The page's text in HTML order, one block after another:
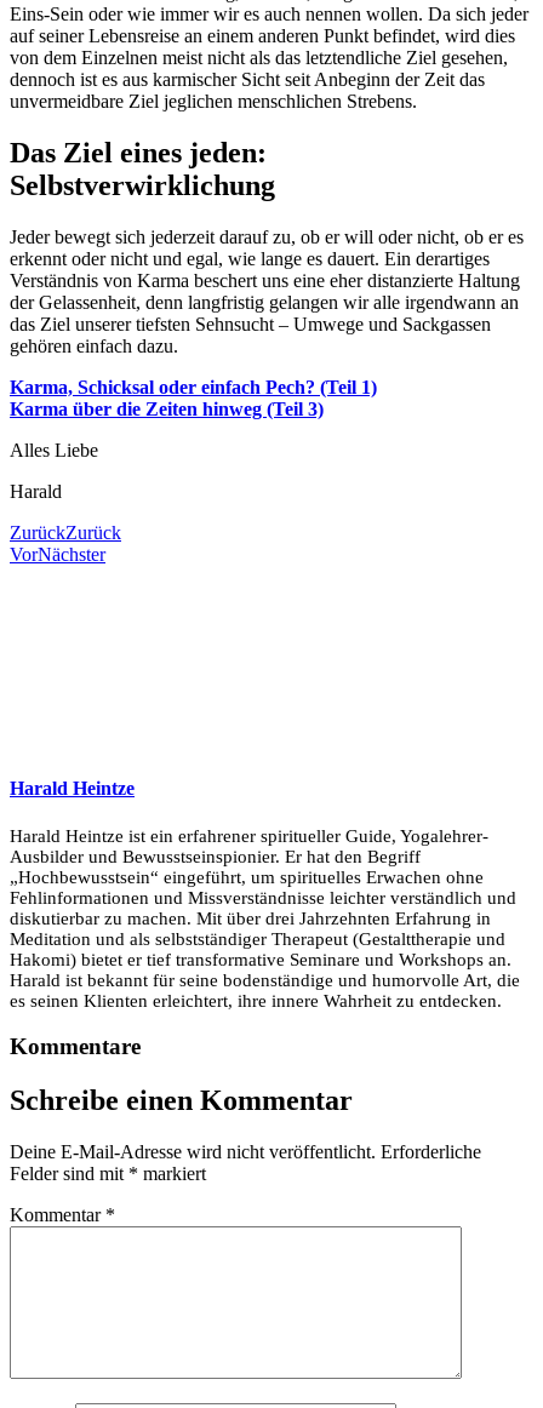
Eins-Sein oder wie immer wir es auch nennen wollen. Da sich jeder
auf seiner Lebensreise an einem anderen Punkt befindet, wird dies
von dem Einzelnen meist nicht als das letztendliche Ziel gesehen,
dennoch ist es aus karmischer Sicht seit Anbeginn der Zeit das
unvermeidbare Ziel jeglichen menschlichen Strebens.
Das Ziel eines jeden:
Selbstverwirklichung
Jeder bewegt sich jederzeit darauf zu, ob er will oder nicht, ob er es
erkennt oder nicht und egal, wie lange es dauert. Ein derartiges
Verständnis von Karma beschert uns eine eher distanzierte Haltung
der Gelassenheit, denn langfristig gelangen wir alle irgendwann an
das Ziel unserer tiefsten Sehnsucht – Umwege und Sackgassen
gehören einfach dazu.
Karma, Schicksal oder einfach Pech? (Teil 1)
Karma über die Zeiten hinweg (Teil 3)
Alles Liebe
Harald
ZurückZurück
VorNächster
Harald Heintze
Harald Heintze ist ein erfahrener spiritueller Guide, Yogalehrer-
Ausbilder und Bewusstseinspionier. Er hat den Begriff
„Hochbewusstsein“ eingeführt, um spirituelles Erwachen ohne
Fehlinformationen und Missverständnisse leichter verständlich und
diskutierbar zu machen. Mit über drei Jahrzehnten Erfahrung in
Meditation und als selbstständiger Therapeut (Gestalttherapie und
Hakomi) bietet er tief transformative Seminare und Workshops an.
Harald ist bekannt für seine bodenständige und humorvolle Art, die
es seinen Klienten erleichtert, ihre innere Wahrheit zu entdecken.
Kommentare
Schreibe einen Kommentar
Deine E-Mail-Adresse wird nicht veröffentlicht. Erforderliche
Felder sind mit * markiert
Kommentar *